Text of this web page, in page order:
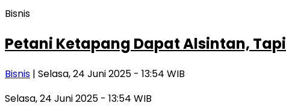
Bisnis
Petani Ketapang Dapat Alsintan,
Bisnis | Selasa, 24 Juni 2025 - 13:54 WIB
Selasa, 24 Juni 2025 - 13:54 WIB